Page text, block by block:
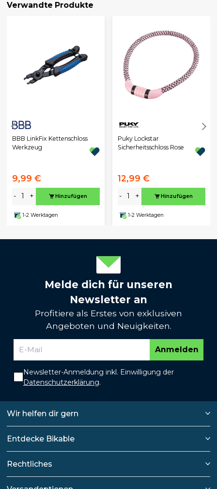
Verwandte Produkte
BBB LinkFix Kettenschloss
Werkzeug
9,99 €
- + Hinzufügen
1-2 Werktagen
Puky Lockstar
Sicherheitsschloss Rose
12,99 €
- + Hinzufügen
1-2 Werktagen
Melde dich für unseren
Newsletter an
Profitiere als Erstes von exklusiven
Angeboten und Neuigkeiten.
Anmelden
Newsletter-Anmeldung inkl. Einwilligung der
Datenschutzerklärung.
Wir helfen dir gern
Entdecke Bikable
Rechtliches